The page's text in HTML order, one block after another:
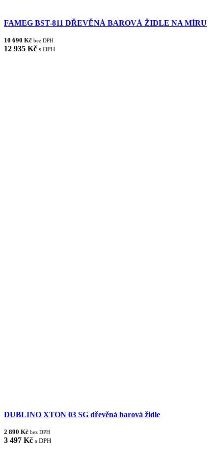
FAMEG BST-811 DŘEVĚNÁ BAROVÁ ŽIDLE NA MÍRU
10 690 Kč bez DPH
12 935 Kč s DPH
DUBLINO XTON 03 SG dřevěná barová židle
2 890 Kč bez DPH
3 497 Kč s DPH